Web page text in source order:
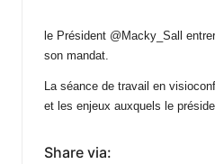
le Président @Macky_Sall
son mandat.
La séance de travail en
et les enjeux auxquels le
Share via: